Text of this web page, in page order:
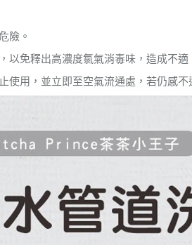
險。
以免釋出高濃度氯氣消毒味，造成不適
使用，並立即至空氣流通處，若仍感不